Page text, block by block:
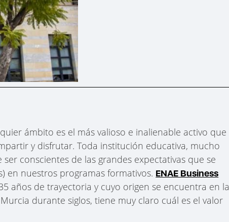
ámbito es el más valioso e inalienable activo que
y disfrutar. Toda institución educativa, mucho
conscientes de las grandes expectativas que se
en nuestros programas formativos. ENAE Business
años de trayectoria y cuyo origen se encuentra en la
durante siglos, tiene muy claro cuál es el valor